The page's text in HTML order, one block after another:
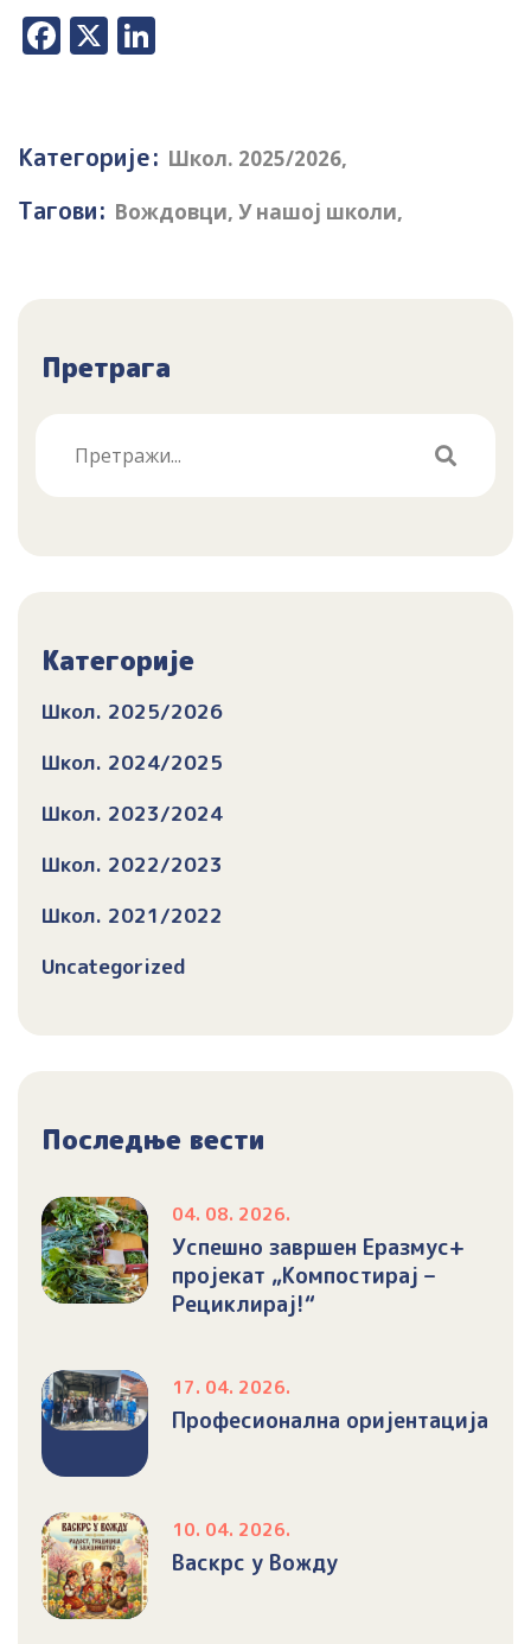
Facebook
X
Категорије: Школ. 2025/2026,
Тагови: Вождовци, У нашој школи,
Претрага
Категорије
Школ. 2025/2026
Школ. 2024/2025
Школ. 2023/2024
Школ. 2022/2023
Школ. 2021/2022
Uncategorized
Последње вести
04. 08. 2026.
Успешно завршен Еразмус+
пројекат „Компостирај –
Рециклирај!“
17. 04. 2026.
Професионална оријентација
10. 04. 2026.
Васкрс у Вожду